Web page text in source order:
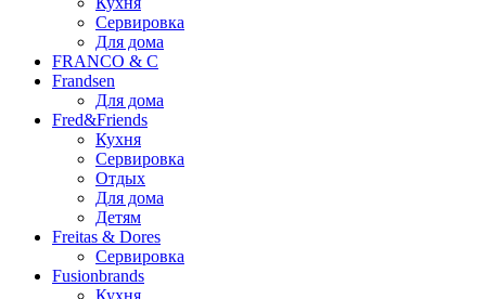
Сервировка
Для дома
FRANCO & C
Frandsen
Для дома
Fred&Friends
Кухня
Сервировка
Отдых
Для дома
Детям
Freitas & Dores
Сервировка
Fusionbrands